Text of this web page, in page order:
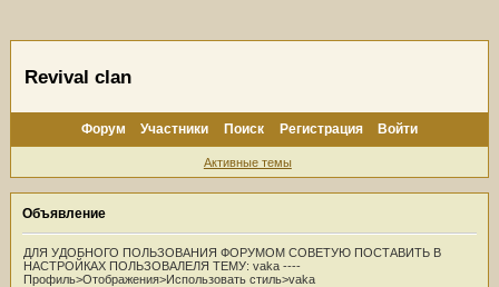
Revival clan
Форум Участники Поиск Регистрация Войти
Активные темы
Объявление
ДЛЯ УДОБНОГО ПОЛЬЗОВАНИЯ ФОРУМОМ СОВЕТУЮ ПОСТАВИТЬ В
НАСТРОЙКАХ ПОЛЬЗОВАЛЕЛЯ ТЕМУ: vaka ----
Профиль>Отображения>Использовать стиль>vaka